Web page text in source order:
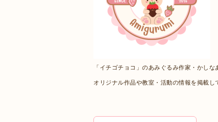
「イチゴチョコ」のあみぐるみ作家・かしな
オリジナル作品や教室・活動の情報を掲載し